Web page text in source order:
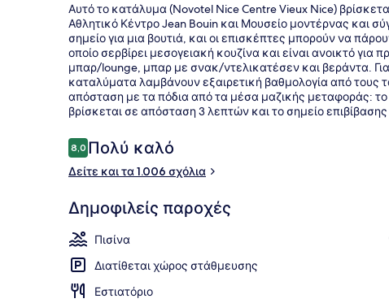
Αυτό το κατάλυμα (Novotel Nice Centre Vieux Nice)
Αθλητικό Κέντρο Jean Bouin και Μουσείο μοντέρνας και
σημείο για μια βουτιά, και οι επισκέπτες μπορούν να
οποίο σερβίρει μεσογειακή κουζίνα και είναι ανοικτό
μπαρ/lounge, μπαρ με σνακ/ντελικατέσεν και βεράντα.
καταλύματα λαμβάνουν εξαιρετική βαθμολογία από τους
απόσταση με τα πόδια από τα μέσα μαζικής μεταφοράς:
βρίσκεται σε απόσταση 3 λεπτών και το σημείο
Σχόλια
8,08,0 στα 10
Πολύ καλό
Δείτε και τα 1.006 σχόλια
Δημοφιλείς παροχές
Πισίνα
Διατίθεται χώρος στάθμευσης
Εστιατόριο